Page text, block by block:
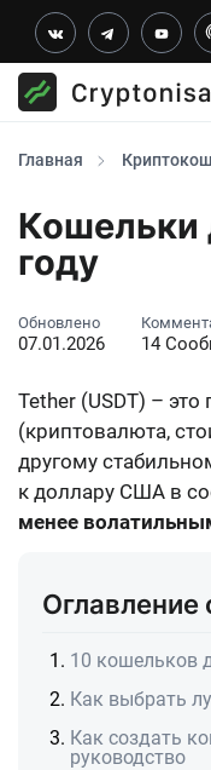
Главная
Кошельки
году
Обновлено
07.01.2026 14
Tether (USDT) –
(криптовалюта,
другому
к доллару США в
менее
Оглавление
10 кошельков
Как выбрать
Как создать
руководство